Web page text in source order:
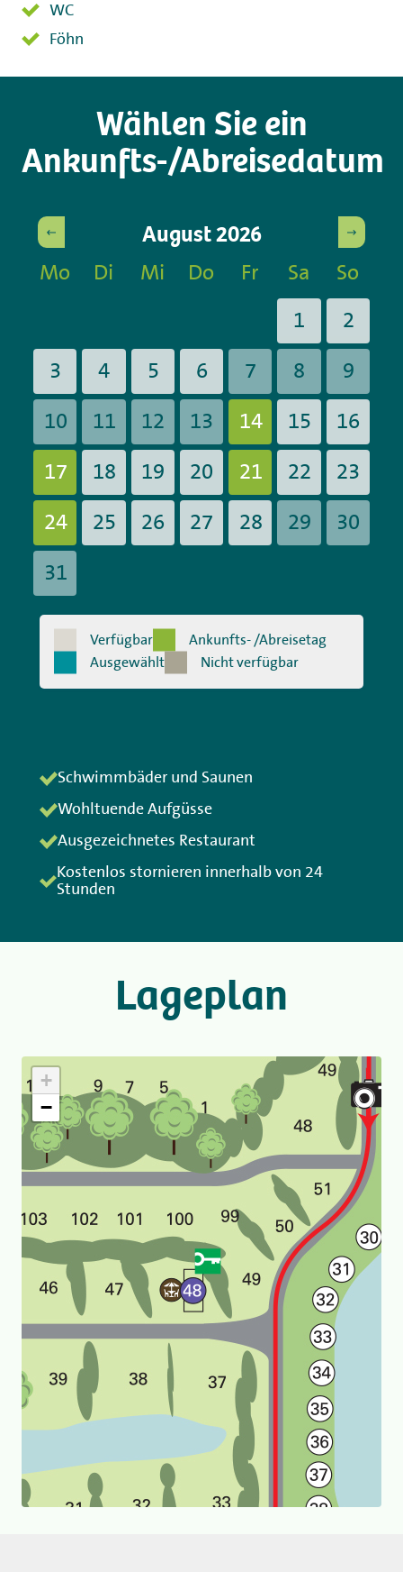
WC
Föhn
Wählen Sie ein
Ankunfts-/Abreisedatum
August2026
Mo Di Mi Do Fr Sa
So
1
2
3
4 5 6 7 8
9
10
11 12 13 14 15
16
17
18 19 20 21 22
23
24
25 26 27 28 29
30
31
Verfügbar
Ankunfts- /Abreisetag
Ausgewählt
Nicht verfügbar
Schwimmbäder und Saunen
Wohltuende Aufgüsse
Ausgezeichnetes Restaurant
Kostenlos stornieren innerhalb von 24
Stunden
Lageplan
+
−